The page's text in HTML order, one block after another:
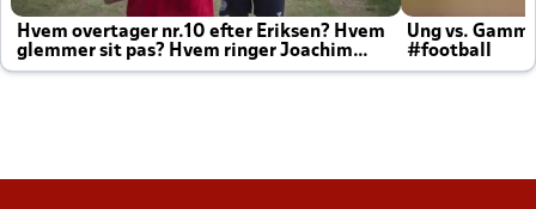
Hvem overtager nr.10 efter Eriksen? Hvem
glemmer sit pas? Hvem ringer Joachim
altid til efter kampe?
Ung vs.
#football